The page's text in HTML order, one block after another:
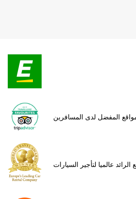
المفضل لدى المسافرين
الرائد عالميا لتأجير السيارات